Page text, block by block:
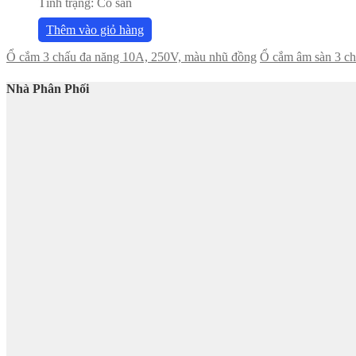
Tình trạng: Có sẵn
Thêm vào giỏ hàng
Ổ cắm 3 chấu đa năng 10A, 250V, màu nhũ đồng Ổ cắm âm sàn 3
Nhà Phân Phối